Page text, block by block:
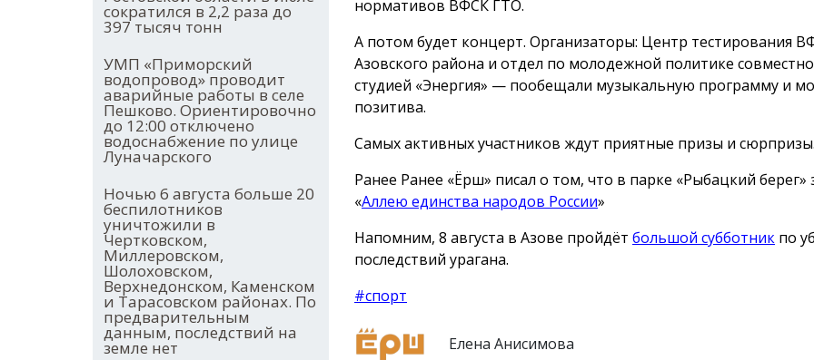
сократился в 2,2 раза до
397 тысяч тонн
УМП «Приморский
водопровод» проводит
аварийные работы в селе
Пешково. Ориентировочно
до 12:00 отключено
водоснабжение по улице
Луначарского
Ночью 6 августа больше 20
беспилотников
уничтожили в
Чертковском,
Миллеровском,
Шолоховском,
Верхнедонском, Каменском
и Тарасовском районах. По
предварительным
данным, последствий на
земле нет
нормативов ВФСК ГТО.
А потом будет концерт. Организаторы: Центр тестирования
Азовского района и отдел по молодежной политике
студией «Энергия» — пообещали музыкальную программу и
позитива.
Самых активных участников ждут приятные призы и
Ранее Ранее «Ёрш» писал о том, что в парке «Рыбацкий берег»
«Аллею единства народов России»
Напомним, 8 августа в Азове пройдёт большой субботник по
последствий урагана.
#спорт
Елена Анисимова